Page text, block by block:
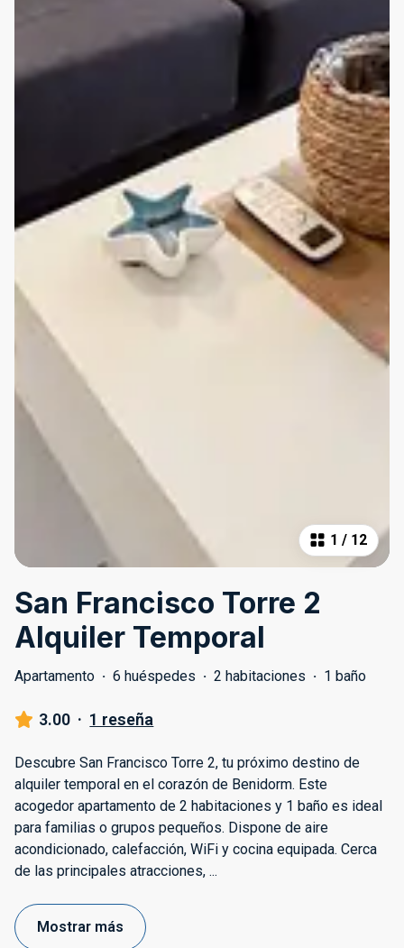
1 / 12
San Francisco Torre 2
Alquiler Temporal
Apartamento · 6 huéspedes · 2 habitaciones · 1 baño
3.00 · 1 reseña
Descubre San Francisco Torre 2, tu próximo destino de
alquiler temporal en el corazón de Benidorm. Este
acogedor apartamento de 2 habitaciones y 1 baño es ideal
para familias o grupos pequeños. Dispone de aire
acondicionado, calefacción, WiFi y cocina equipada. Cerca
de las principales atracciones, ...
Mostrar más